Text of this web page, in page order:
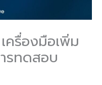
ครื่องมือเพิ่ม
รทดสอบ